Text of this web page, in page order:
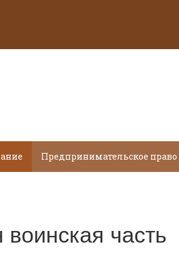
Предпринимательское право
часть